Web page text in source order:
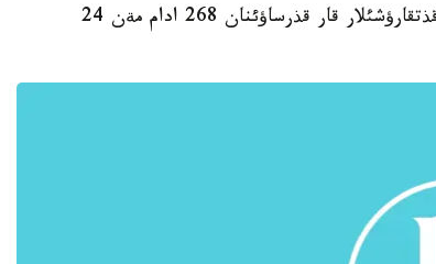
استانا. قاثتاردئث 29-ئ. قازاقپارات - الماتئ وبلئسئندا قذتقارؤشئلار قار قذرساؤئنان 268 ادام مةن 24